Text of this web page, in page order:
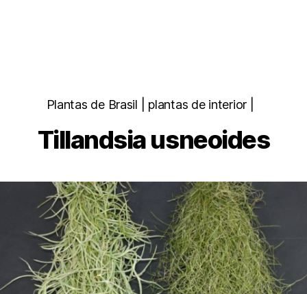
Categorias
Plantas de Brasil | plantas de interior |
Tillandsia usneoides